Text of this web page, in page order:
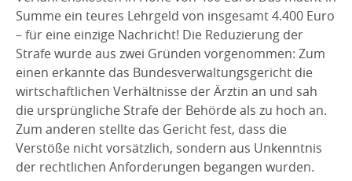
Summe ein teures Lehrgeld von insgesamt 4.400 Euro
– für eine einzige Nachricht! Die Reduzierung der
Strafe wurde aus zwei Gründen vorgenommen: Zum
einen erkannte das Bundesverwaltungsgericht die
wirtschaftlichen Verhältnisse der Ärztin an und sah
die ursprüngliche Strafe der Behörde als zu hoch an.
Zum anderen stellte das Gericht fest, dass die
Verstöße nicht vorsätzlich, sondern aus Unkenntnis
der rechtlichen Anforderungen begangen wurden.